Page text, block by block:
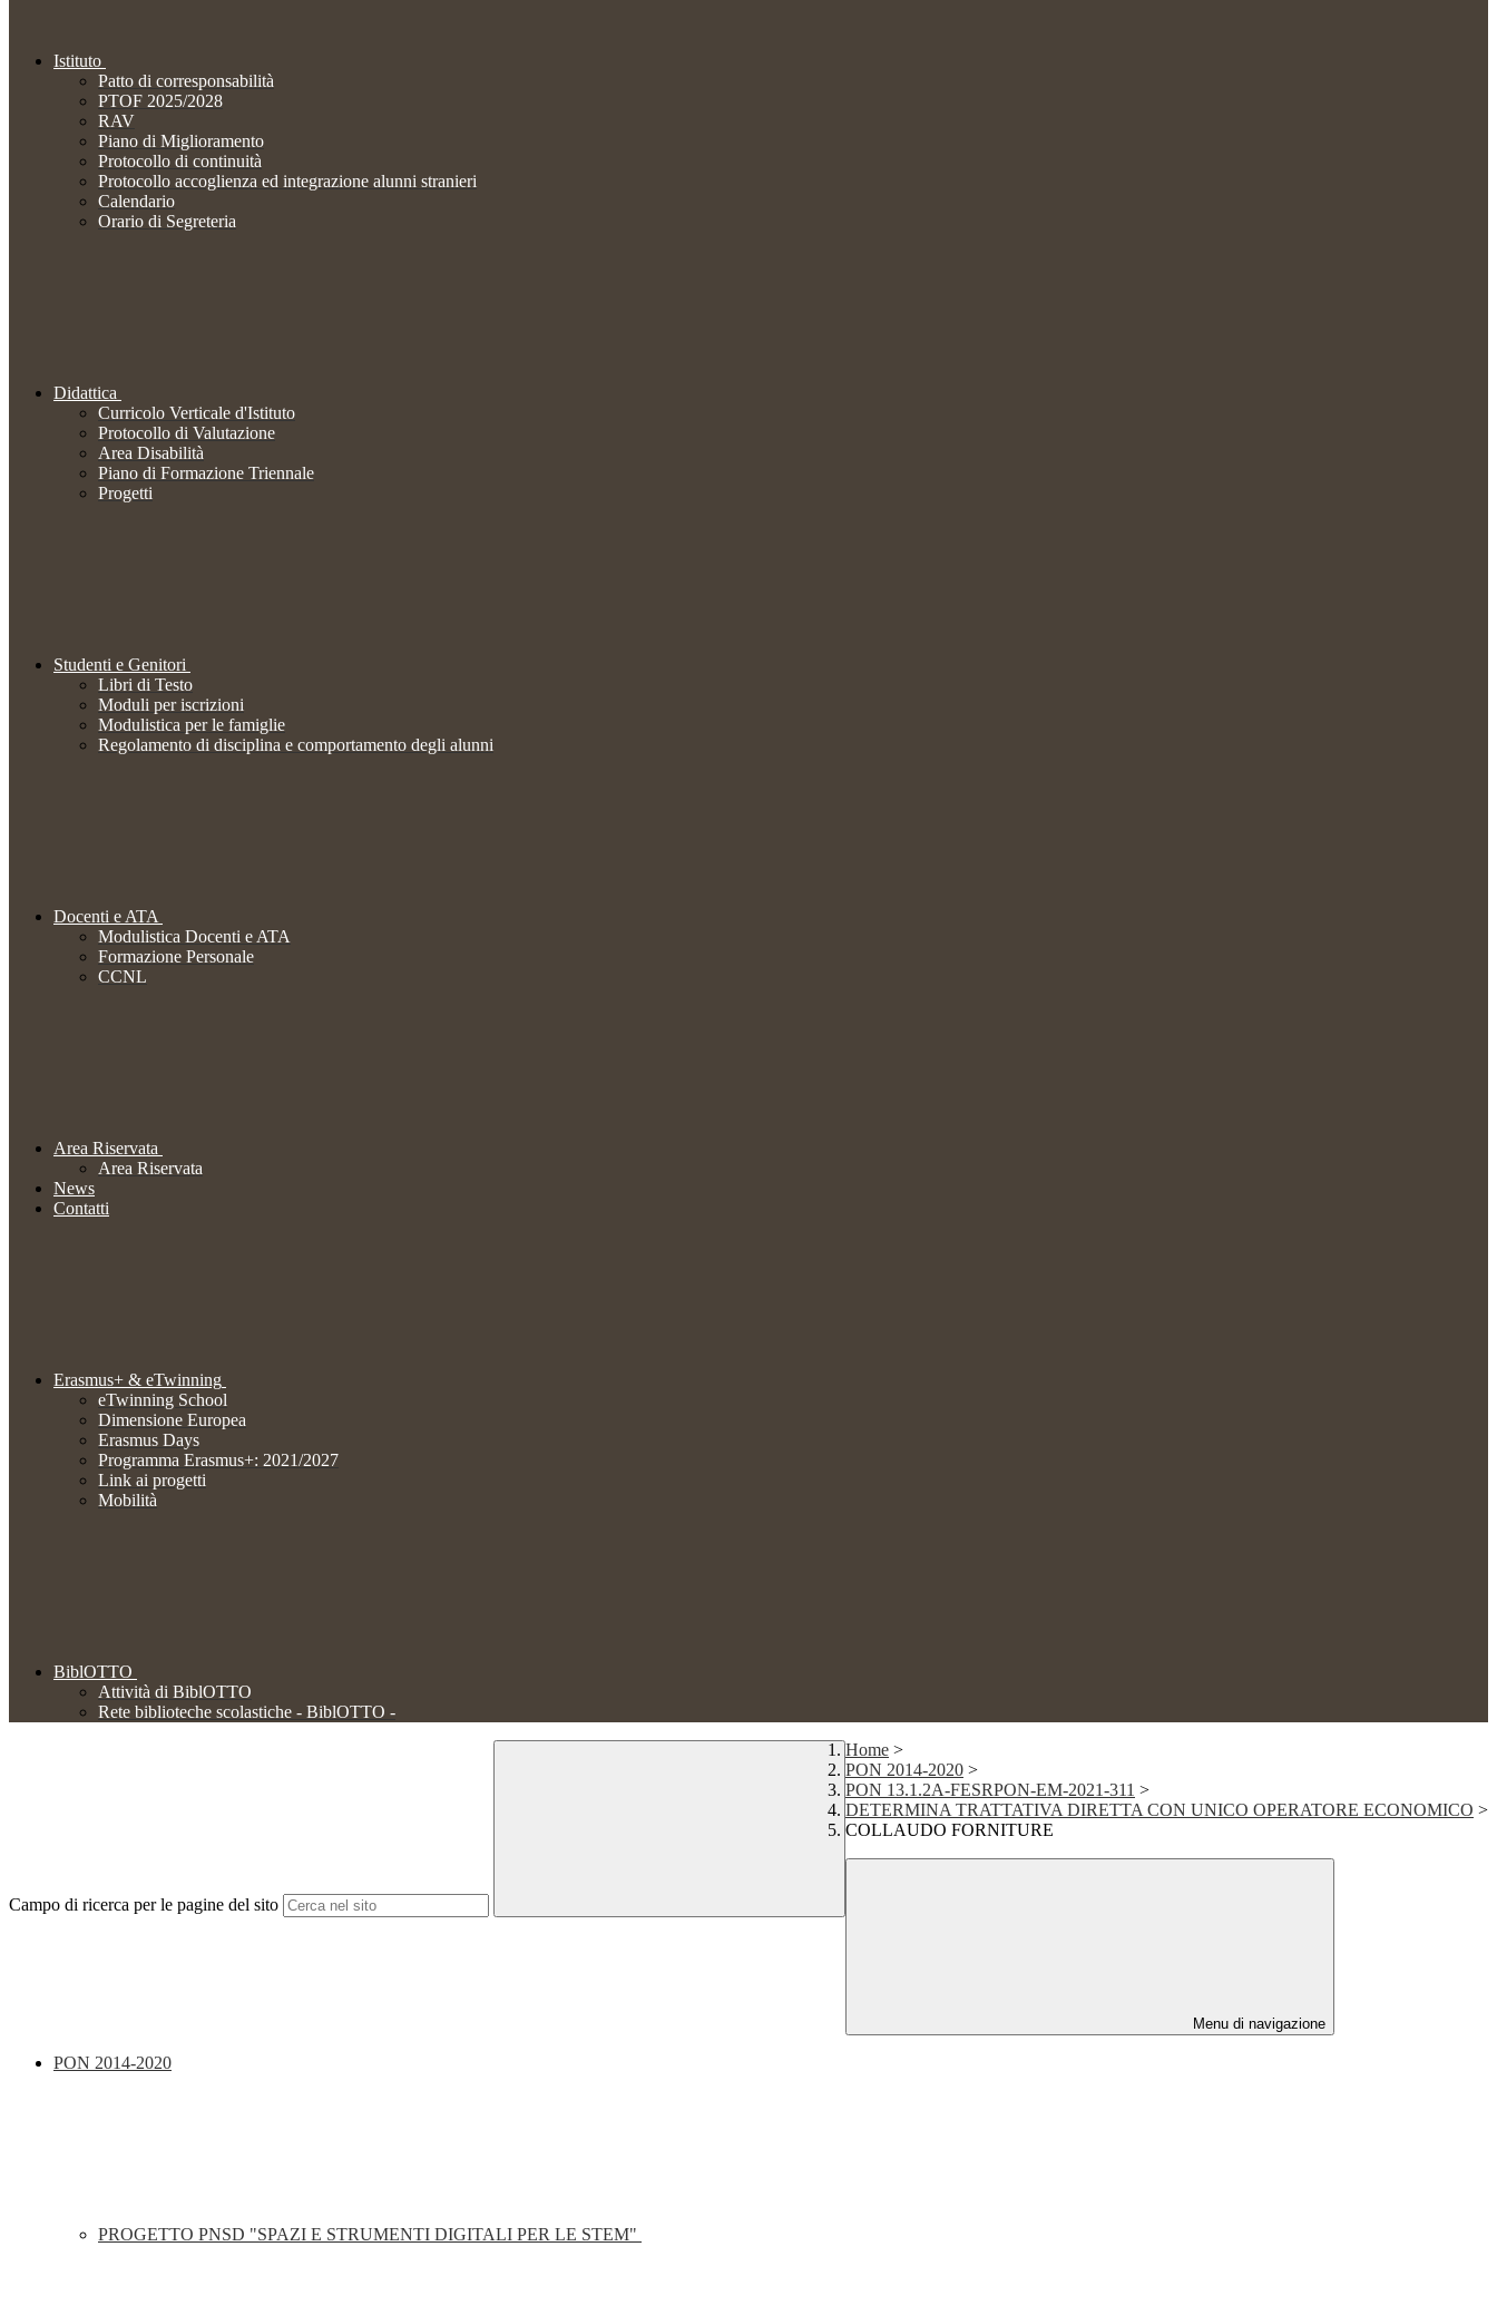
Istituto
Patto di corresponsabilità
PTOF 2025/2028
RAV
Piano di Miglioramento
Protocollo di continuità
Protocollo accoglienza ed integrazione alunni stranieri
Calendario
Orario di Segreteria
Didattica
Curricolo Verticale d'Istituto
Protocollo di Valutazione
Area Disabilità
Piano di Formazione Triennale
Progetti
Studenti e Genitori
Libri di Testo
Moduli per iscrizioni
Modulistica per le famiglie
Regolamento di disciplina e comportamento degli alunni
Docenti e ATA
Modulistica Docenti e ATA
Formazione Personale
CCNL
Area Riservata
Area Riservata
News
Contatti
Erasmus+ & eTwinning
eTwinning School
Dimensione Europea
Erasmus Days
Programma Erasmus+: 2021/2027
Link ai progetti
Mobilità
BiblOTTO
Attività di BiblOTTO
Rete biblioteche scolastiche - BiblOTTO -
Campo di ricerca per le pagine del sito
Home >
PON 2014-2020 >
PON 13.1.2A-FESRPON-EM-2021-311 >
DETERMINA TRATTATIVA DIRETTA CON UNICO OPERATORE ECONOMICO >
COLLAUDO FORNITURE
Menu di navigazione
PON 2014-2020
PROGETTO PNSD "SPAZI E STRUMENTI DIGITALI PER LE STEM"